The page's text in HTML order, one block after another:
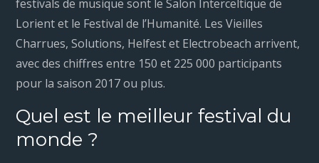
festivals de musique sont le Salon Interceltique de
Lorient et le Festival de l’Humanité. Les Vieilles
Charrues, Solutions, Helfest et Electrobeach arrivent,
avec des chiffres entre 150 et 225 000 participants
pour la saison 2017 ou plus.
Quel est le meilleur festival du
monde ?